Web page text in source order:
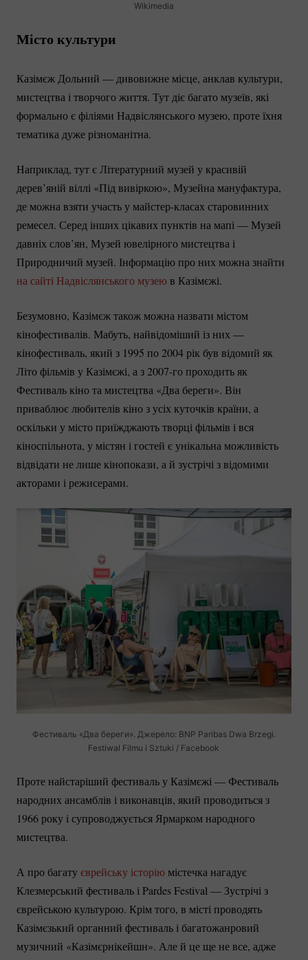
Wikimedia
Місто культури
Казімєж Дольний — дивовижне місце, анклав культури,
мистецтва і творчого життя. Тут діє багато музеїв, які
формально є філіями Надвіслянського музею, проте їхня
тематика дуже різноманітна.
Наприклад, тут є Літературний музей у красивій
дерев’яній віллі «Під вивіркою», Музейна мануфактура,
де можна взяти участь у майстер-класахстаровинних
ремесел. Серед інших цікавих пунктів на мапі — Музей
давніх слов’ян, Музей ювелірного мистецтва і
Природничий музей. Інформацію про них можна знайти
на сайті Надвіслянського музею в Казімєжі.
Безумовно, Казімєж також можна назвати містом
кінофестивалів. Мабуть, найвідоміший із них —
кінофестиваль, який з 1995 по 2004 рік був відомий як
Літо фільмів у Казімєжі, а з2007-гопроходить як
Фестиваль кіно та мистецтва «Два береги». Він
приваблює любителів кіно з усіх куточків країни, а
оскільки у місто приїжджають творці фільмів і вся
кіноспільнота, у містян і гостей є унікальна можливість
відвідати не лише кінопокази, а й зустрічі з відомими
акторами і режисерами.
Фестиваль «Два береги». Джерело: BNP Paribas Dwa Brzegi.
Festiwal Filmu i Sztuki / Facebook
Проте найстаріший фестиваль у Казімєжі — Фестиваль
народних ансамблів і виконавців, який проводиться з
1966 року і супроводжується Ярмарком народного
мистецтва.
А про багатуєврейську історію містечка нагадує
Клезмерський фестиваль і Pardes Festival — Зустрічі з
єврейською культурою. Крім того, в місті проводять
Казімєзький органний фестиваль і багатожанровий
музичний «Казімєрнікейшн». Але й це ще не все, адже